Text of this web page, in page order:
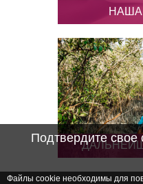
команды и
Подтвердите свое
Файлы cookie необходимы для